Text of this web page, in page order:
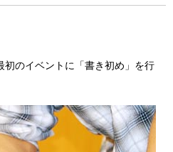
初のイベントに「書き初め」を行